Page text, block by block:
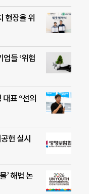
현장을 위
들 ‘위험
표 “선의
헌 실시
’ 해법 논